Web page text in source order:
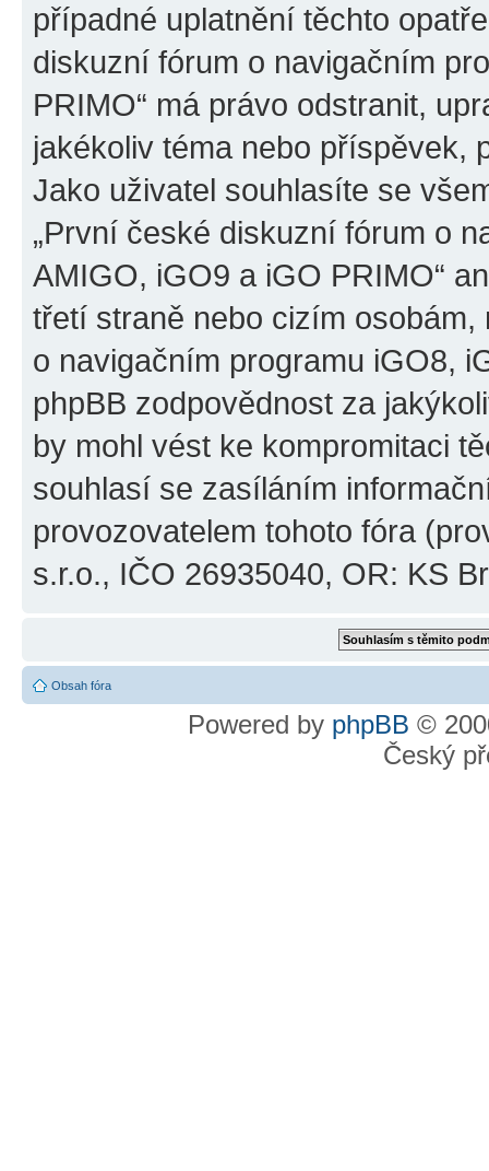
případné uplatnění těchto
diskuzní fórum o navigačním
PRIMO“ má právo odstranit,
jakékoliv téma nebo příspěvek,
Jako uživatel souhlasíte se
„První české diskuzní fórum o
AMIGO, iGO9 a iGO PRIMO“
třetí straně nebo cizím
o navigačním programu iGO8,
phpBB zodpovědnost za
by mohl vést ke kompromitaci
souhlasí se zasíláním
provozovatelem tohoto fóra
s.r.o., IČO 26935040, OR: KS
Obsah fóra
Powered by phpBB ©
Český